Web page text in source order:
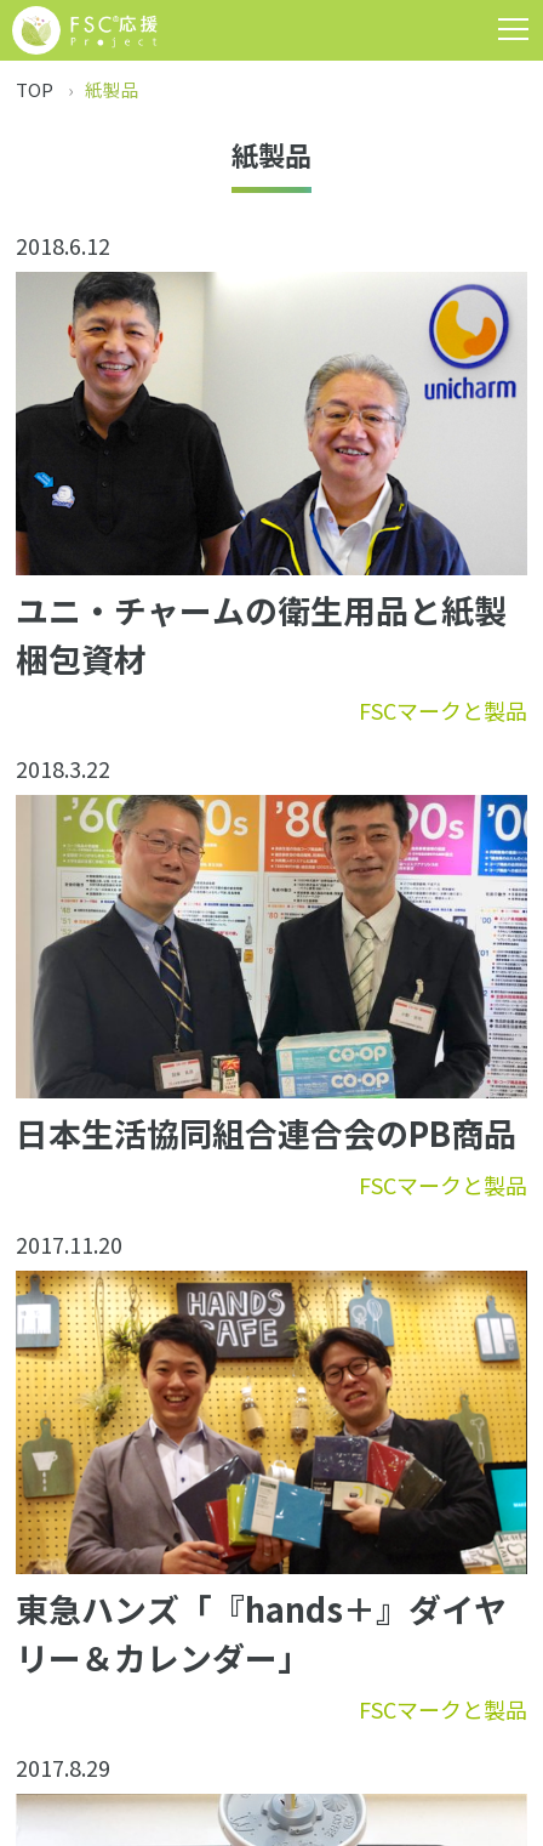
TOP 紙製品
紙製品
2018.6.12
FSCマークと製品
ユニ・チャームの衛生用品と紙製
梱包資材
2018.3.22
FSCマークと製品
日本生活協同組合連合会のPB商品
2017.11.20
FSCマークと製品
東急ハンズ「『hands＋』ダイヤ
リー＆カレンダー」
2017.8.29